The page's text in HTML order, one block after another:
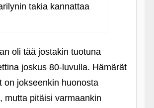
takia kannattaa
oli tää jostakin tuotuna
joskus 80-luvulla. Hämärät
on jokseenkin huonosta
mutta pitäisi varmaankin